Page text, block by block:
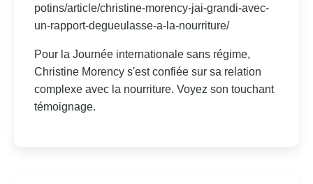
potins/article/christine-morency-jai-grandi-avec-
un-rapport-degueulasse-a-la-nourriture/
Pour la Journée internationale sans régime,
Christine Morency s'est confiée sur sa relation
complexe avec la nourriture. Voyez son touchant
témoignage.